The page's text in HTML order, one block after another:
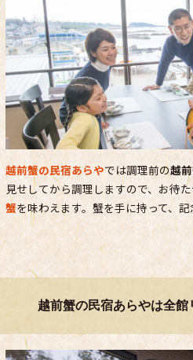
越前蟹の民宿あらやでは調理前の越
見せしてから調理しますので、お待た
蟹を味わえます。蟹を手に持って、
越前蟹の民宿あらやは全